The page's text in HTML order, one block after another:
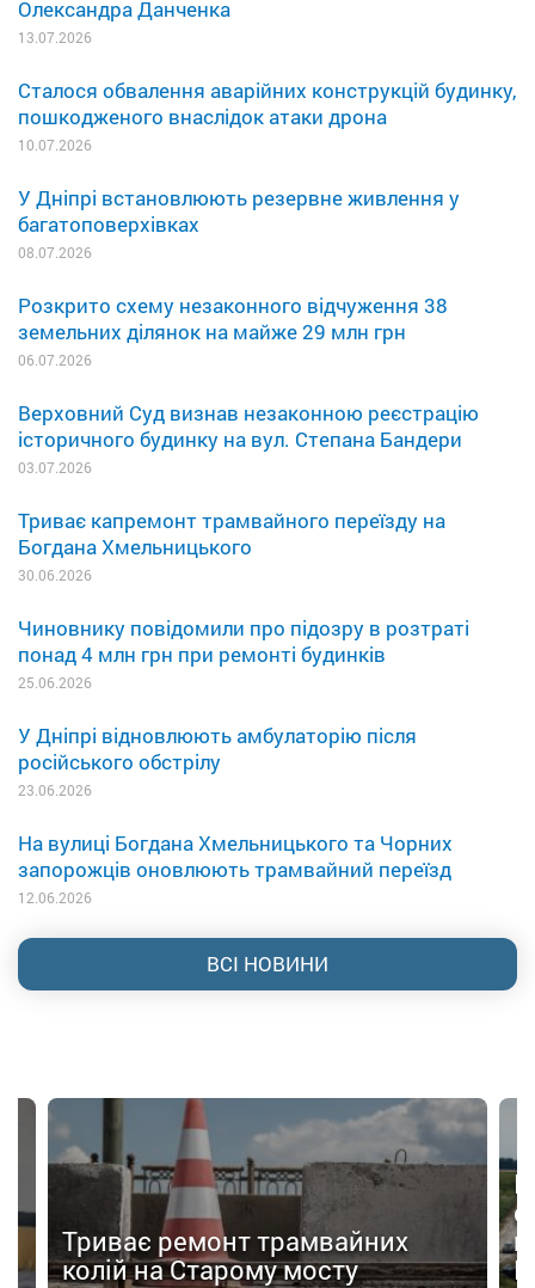
Олександра Данченка
13.07.2026
Сталося обвалення аварійних конструкцій будинку,
пошкодженого внаслідок атаки дрона
10.07.2026
У Дніпрі встановлюють резервне живлення у
багатоповерхівках
08.07.2026
Розкрито схему незаконного відчуження 38
земельних ділянок на майже 29 млн грн
06.07.2026
Верховний Суд визнав незаконною реєстрацію
історичного будинку на вул. Степана Бандери
03.07.2026
Триває капремонт трамвайного переїзду на
Богдана Хмельницького
30.06.2026
Чиновнику повідомили про підозру в розтраті
понад 4 млн грн при ремонті будинків
25.06.2026
У Дніпрі відновлюють амбулаторію після
російського обстрілу
23.06.2026
На вулиці Богдана Хмельницького та Чорних
запорожців оновлюють трамвайний переїзд
12.06.2026
ВСІ НОВИНИ
Триває ремонт трамвайних
колій на Старому мосту